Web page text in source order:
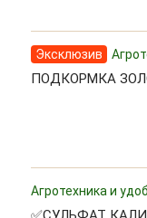
Эксклюзив
ПОДКОРМКА
Агротехника и